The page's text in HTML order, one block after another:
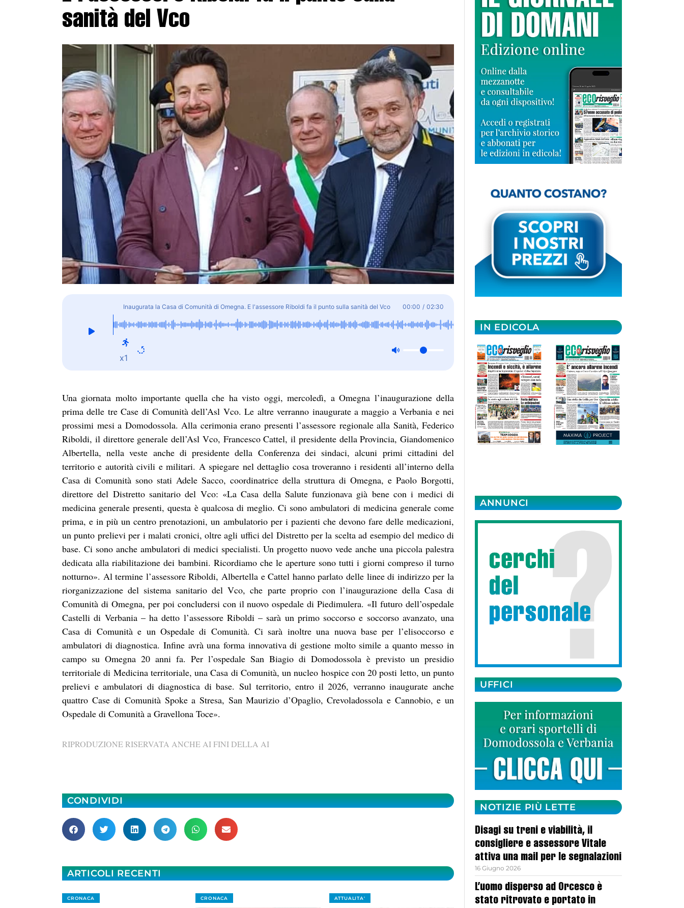
sanità del Vco
Inaugurata la Casa di Comunità di Omegna. E l'assessore Riboldi fa il punto sulla sanità del Vco 00:00 / 02:30
x1
Una giornata molto importante quella che ha visto oggi, mercoledì, a Omegna l’inaugurazione della
prima delle tre Case di Comunità dell’Asl Vco. Le altre verranno inaugurate a maggio a Verbania e nei
prossimi mesi a Domodossola. Alla cerimonia erano presenti l’assessore regionale alla Sanità, Federico
Riboldi, il direttore generale dell’Asl Vco, Francesco Cattel, il presidente della Provincia, Giandomenico
Albertella, nella veste anche di presidente della Conferenza dei sindaci, alcuni primi cittadini del
territorio e autorità civili e militari. A spiegare nel dettaglio cosa troveranno i residenti all’interno della
Casa di Comunità sono stati Adele Sacco, coordinatrice della struttura di Omegna, e Paolo Borgotti,
direttore del Distretto sanitario del Vco: «La Casa della Salute funzionava già bene con i medici di
medicina generale presenti, questa è qualcosa di meglio. Ci sono ambulatori di medicina generale come
prima, e in più un centro prenotazioni, un ambulatorio per i pazienti che devono fare delle medicazioni,
un punto prelievi per i malati cronici, oltre agli uffici del Distretto per la scelta ad esempio del medico di
base. Ci sono anche ambulatori di medici specialisti. Un progetto nuovo vede anche una piccola palestra
dedicata alla riabilitazione dei bambini. Ricordiamo che le aperture sono tutti i giorni compreso il turno
notturno». Al termine l’assessore Riboldi, Albertella e Cattel hanno parlato delle linee di indirizzo per la
riorganizzazione del sistema sanitario del Vco, che parte proprio con l’inaugurazione della Casa di
Comunità di Omegna, per poi concludersi con il nuovo ospedale di Piedimulera. «Il futuro dell’ospedale
Castelli di Verbania – ha detto l’assessore Riboldi – sarà un primo soccorso e soccorso avanzato, una
Casa di Comunità e un Ospedale di Comunità. Ci sarà inoltre una nuova base per l’elisoccorso e
ambulatori di diagnostica. Infine avrà una forma innovativa di gestione molto simile a quanto messo in
campo su Omegna 20 anni fa. Per l’ospedale San Biagio di Domodossola è previsto un presidio
territoriale di Medicina territoriale, una Casa di Comunità, un nucleo hospice con 20 posti letto, un punto
prelievi e ambulatori di diagnostica di base. Sul territorio, entro il 2026, verranno inaugurate anche
quattro Case di Comunità Spoke a Stresa, San Maurizio d’Opaglio, Crevoladossola e Cannobio, e un
Ospedale di Comunità a Gravellona Toce».
RIPRODUZIONE RISERVATA ANCHE AI FINI DELLA AI
CONDIVIDI
ARTICOLI RECENTI
CRONACA CRONACA ATTUALITA'
IN EDICOLA
ANNUNCI
UFFICI
NOTIZIE PIÙ LETTE
Disagi su treni e viabilità, il
consigliere e assessore Vitale
attiva una mail per le segnalazioni
16 Giugno 2026
L’uomo disperso ad Orcesco è
stato ritrovato e portato in